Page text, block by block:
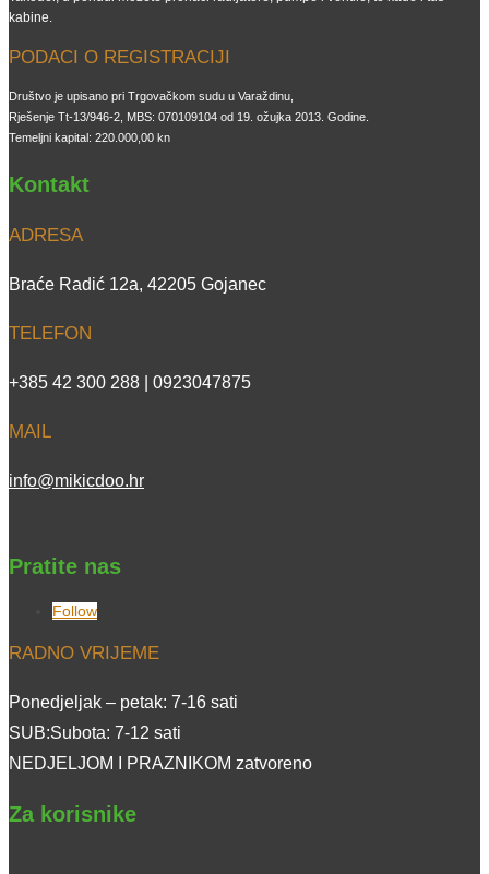
kabine.
PODACI O REGISTRACIJI
Društvo je upisano pri Trgovačkom sudu u Varaždinu,
Rješenje Tt-13/946-2, MBS: 070109104 od 19. ožujka 2013. Godine.
Temeljni kapital: 220.000,00 kn
Kontakt
ADRESA
Braće Radić 12a, 42205 Gojanec
TELEFON
+385 42 300 288 | 0923047875
MAIL
info@mikicdoo.hr
Pratite nas
Follow
RADNO VRIJEME
Ponedjeljak – petak: 7-16 sati
SUB:Subota: 7-12 sati
NEDJELJOM I PRAZNIKOM zatvoreno
Za korisnike